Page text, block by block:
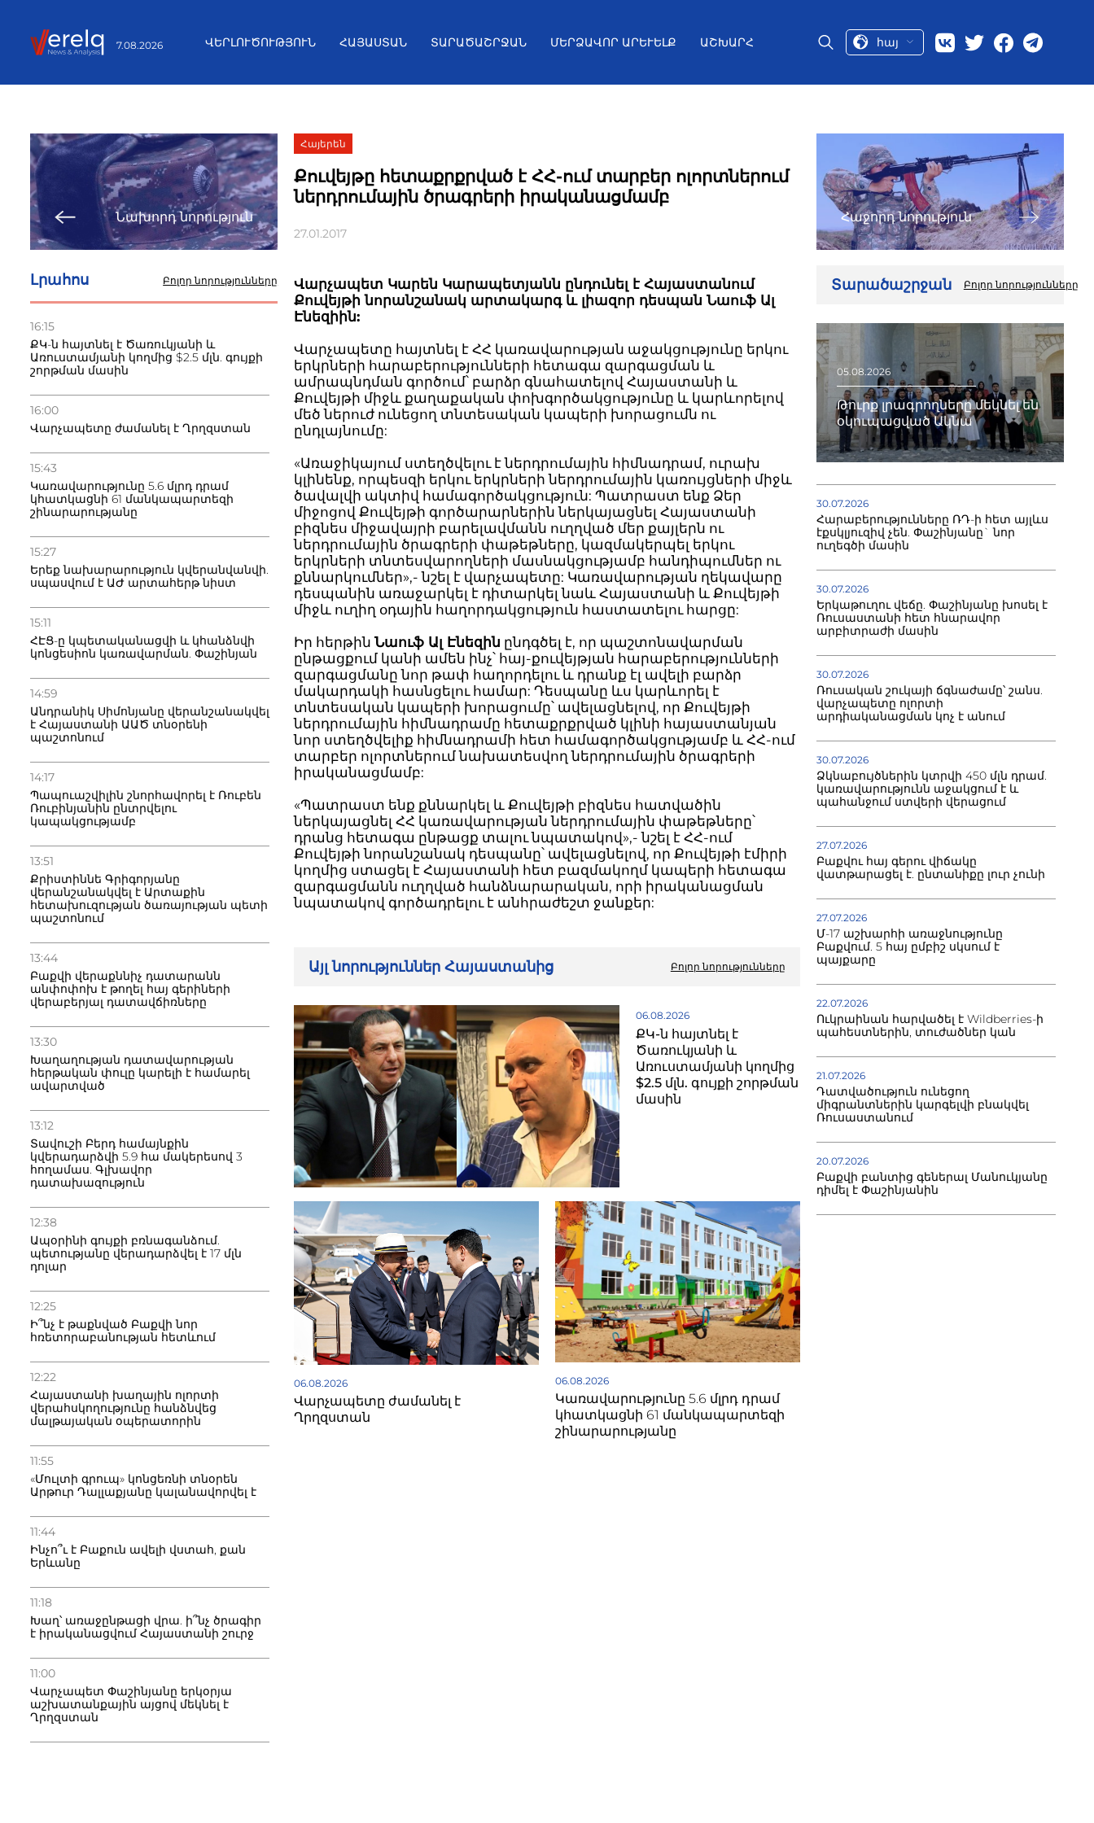
7.08.2026 ՎԵՐԼՈՒԾՈՒԹՅՈՒՆ ՀԱՅԱՍՏԱՆ ՏԱՐԱԾԱՇՐՋԱՆ ՄԵՐՁԱՎՈՐ ԱՐԵՒԵԼՔ ԱՇԽԱՐՀ հայ
Նախորդ նորություն
Լրահոս Բոլոր նորությունները
16:15
ՔԿ-ն հայտնել է Ծառուկյանի և
Առուստամյանի կողմից $2.5 մլն. գույքի
շորթման մասին
16:00
Վարչապետը ժամանել է Ղրղզստան
15:43
Կառավարությունը 5.6 մլրդ դրամ
կհատկացնի 61 մանկապարտեզի
շինարարությանը
15:27
Երեք նախարարություն կվերանվանվի.
սպասվում է ԱԺ արտահերթ նիստ
15:11
ՀԷՑ-ը կպետականացվի և կհանձնվի
կոնցեսիոն կառավարման. Փաշինյան
14:59
Անդրանիկ Սիմոնյանը վերանշանակվել
է Հայաստանի ԱԱԾ տնօրենի
պաշտոնում
14:17
Պապուաշվիլին շնորհավորել է Ռուբեն
Ռուբինյանին ընտրվելու
կապակցությամբ
13:51
Քրիստիննե Գրիգորյանը
վերանշանակվել է Արտաքին
հետախուզության ծառայության պետի
պաշտոնում
13:44
Բաքվի վերաքննիչ դատարանն
անփոփոխ է թողել հայ գերիների
վերաբերյալ դատավճիռները
13:30
Խաղաղության դատավարության
հերթական փուլը կարելի է համարել
ավարտված
13:12
Տավուշի Բերդ համայնքին
կվերադարձվի 5.9 հա մակերեսով 3
հողամաս. Գլխավոր
դատախազություն
12:38
Ապօրինի գույքի բռնագանձում.
պետությանը վերադարձվել է 17 մլն
դոլար
12:25
Ի՞նչ է թաքնված Բաքվի նոր
հռետորաբանության հետևում
12:22
Հայաստանի խաղային ոլորտի
վերահսկողությունը հանձնվեց
մալթայական օպերատորին
11:55
«Մուլտի գրուպ» կոնցեռնի տնօրեն
Արթուր Դալլաքյանը կալանավորվել է
11:44
Ինչո՞ւ է Բաքուն ավելի վստահ, քան
Երևանը
11:18
Խաղ՝ առաջընթացի վրա. ի՞նչ ծրագիր
է իրականացվում Հայաստանի շուրջ
11:00
Վարչապետ Փաշինյանը երկօրյա
աշխատանքային այցով մեկնել է
Ղրղզստան
Հայերեն
Քուվեյթը հետաքրքրված է ՀՀ-ում տարբեր ոլորտներում
ներդրումային ծրագրերի իրականացմամբ
27.01.2017
Վարչապետ Կարեն Կարապետյանն ընդունել է Հայաստանում
Քուվեյթի նորանշանակ արտակարգ և լիազոր դեսպան Նաուֆ Ալ
Էնեզիին:
Վարչապետը հայտնել է ՀՀ կառավարության աջակցությունը երկու
երկրների հարաբերությունների հետագա զարգացման և
ամրապնդման գործում՝ բարձր գնահատելով Հայաստանի և
Քուվեյթի միջև քաղաքական փոխգործակցությունը և կարևորելով
մեծ ներուժ ունեցող տնտեսական կապերի խորացումն ու
ընդլայնումը:
«Առաջիկայում ստեղծվելու է ներդրումային հիմնադրամ, ուրախ
կլինենք, որպեսզի երկու երկրների ներդրումային կառույցների միջև
ծավալվի ակտիվ համագործակցություն: Պատրաստ ենք Ձեր
միջոցով Քուվեյթի գործարարներին ներկայացնել Հայաստանի
բիզնես միջավայրի բարելավմանն ուղղված մեր քայլերն ու
ներդրումային ծրագրերի փաթեթները, կազմակերպել երկու
երկրների տնտեսվարողների մասնակցությամբ հանդիպումներ ու
քննարկումներ»,- նշել է վարչապետը: Կառավարության ղեկավարը
դեսպանին առաջարկել է դիտարկել նաև Հայաստանի և Քուվեյթի
միջև ուղիղ օդային հաղորդակցություն հաստատելու հարցը:
Իր հերթինՆաուֆ Ալ Էնեզին ընդգծել է, որ պաշտոնավարման
ընթացքում կանի ամեն ինչ՝ հայ-քուվեյթյան հարաբերությունների
զարգացմանը նոր թափ հաղորդելու և դրանք էլ ավելի բարձր
մակարդակի հասնցելու համար: Դեսպանը ևս կարևորել է
տնտեսական կապերի խորացումը՝ ավելացնելով, որ Քուվեյթի
ներդրումային հիմնադրամը հետաքրքրված կլինի հայաստանյան
նոր ստեղծվելիք հիմնադրամի հետ համագործակցությամբ և ՀՀ-ում
տարբեր ոլորտներում նախատեսվող ներդրումային ծրագրերի
իրականացմամբ:
«Պատրաստ ենք քննարկել և Քուվեյթի բիզնես հատվածին
ներկայացնել ՀՀ կառավարության ներդրումային փաթեթները՝
դրանց հետագա ընթացք տալու նպատակով»,- նշել է ՀՀ-ում
Քուվեյթի նորանշանակ դեսպանը՝ ավելացնելով, որ Քուվեյթի էմիրի
կողմից ստացել է Հայաստանի հետ բազմակողմ կապերի հետագա
զարգացմանն ուղղված հանձնարարական, որի իրականացման
նպատակով գործադրելու է անհրաժեշտ ջանքեր:
Այլ նորություններ Հայաստանից Բոլոր նորությունները
06.08.2026
ՔԿ-ն հայտնել է
Ծառուկյանի և
Առուստամյանի կողմից
$2.5 մլն. գույքի շորթման
մասին
06.08.2026
Վարչապետը ժամանել է
Ղրղզստան
06.08.2026
Կառավարությունը 5.6 մլրդ դրամ
կհատկացնի 61 մանկապարտեզի
շինարարությանը
Հաջորդ նորություն
Տարածաշրջան Բոլոր նորությունները
05.08.2026
Թուրք լրագրողները մեկնել են
օկուպացված Ակնա
30.07.2026
Հարաբերությունները ՌԴ-ի հետ այլևս
էքսկլյուզիվ չեն. Փաշինյանը` նոր
ուղեգծի մասին
30.07.2026
Երկաթուղու վեճը. Փաշինյանը խոսել է
Ռուսաստանի հետ հնարավոր
արբիտրաժի մասին
30.07.2026
Ռուսական շուկայի ճգնաժամը՝ շանս.
վարչապետը ոլորտի
արդիականացման կոչ է անում
30.07.2026
Ձկնաբույծներին կտրվի 450 մլն դրամ.
կառավարությունն աջակցում է և
պահանջում ստվերի վերացում
27.07.2026
Բաքվու հայ գերու վիճակը
վատթարացել է. ընտանիքը լուր չունի
27.07.2026
Մ-17 աշխարհի առաջնությունը
Բաքվում. 5 հայ ըմբիշ սկսում է
պայքարը
22.07.2026
Ուկրաինան հարվածել է Wildberries-ի
պահեստներին, տուժածներ կան
21.07.2026
Դատվածություն ունեցող
միգրանտներին կարգելվի բնակվել
Ռուսաստանում
20.07.2026
Բաքվի բանտից գեներալ Մանուկյանը
դիմել է Փաշինյանին